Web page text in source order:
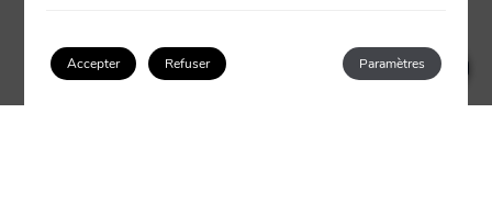
Accepter Paramètres
Refuser
How can I help you? 1